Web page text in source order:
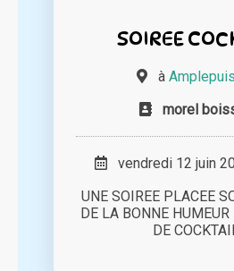
SOIREE
à
morel
vendredi 12 juin
UNE SOIREE PLACEE
DE LA BONNE HUMEUR
DE